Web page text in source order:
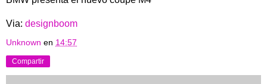
Via: designboom
Unknown en 14:57
Compartir